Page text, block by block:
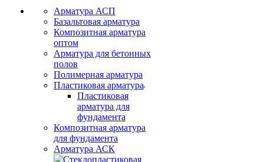
Арматура АСП
Базальтовая арматура
Композитная арматура
оптом
Арматура для бетонных
полов
Полимерная арматура
Пластиковая арматура
Пластиковая
арматура для
фундамента
Композитная арматура
для фундамента
Арматура АСК